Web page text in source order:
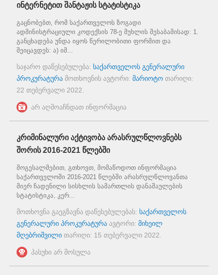
ინტერნეტით შანტაჟის სტატისტიკა
გაცნობებთ, რომ საქართველოს ზოგადი
ადმინისტრაციული კოდექსის 78-ე მუხლის შესაბამისად: 1.
განცხადება უნდა იყოს წერილობითი ფორმით და
შეიცავდეს: ა) იმ...
საჯარო დაწესებულება: საქართველოს გენერალური
პროკურატურა მოთხოვნის ავტორი: მარიოტო თარიღი:
22 თებერვალი 2022
არ აღმოაჩნდათ ინფორმაცია
კრიმინალური აქტივობა არასრულწლოვნებს
შორის 2016-2021 წლებში
მოგესალმებით, გთხოვთ, მომაწოდოთ ინფორმაცია
საქართველოში 2016-2021 წლებში არასრულწლოვანთა
მიერ ჩადენილი სისხლის სამართლის დანაშაულების
სტატისტიკა, კერ...
მოთხოვნა გაეგზავნა დაწესებულებას: საქართველოს
გენერალური პროკურატურა ავტორი: მიხეილ
მღებრიშვილი თარიღი: 15 თებერვალი 2022
პასუხი არ მოსულა